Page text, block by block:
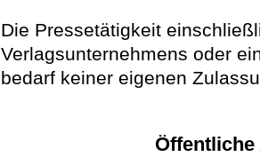
Die Pressetätigkeit
Verlagsunternehmens oder
bedarf keiner eigenen
Öffentliche